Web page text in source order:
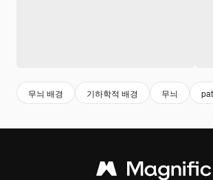
무늬 배경 기하학적 배경 무늬